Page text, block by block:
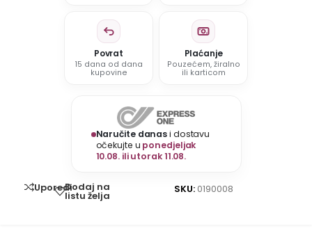
Povrat
15 dana od dana
kupovine
Plaćanje
Pouzećem, žiralno
ili karticom
Naručite danasi dostavu
očekujte u ponedjeljak
10.08. ili utorak 11.08.
UporediDodaj na
listu želja
SKU: 0190008